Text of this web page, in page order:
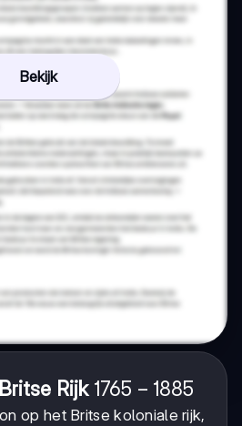
Bekijk
Rijk 1765-
1885
1765 − 1885
op het Britse koloniale rijk,